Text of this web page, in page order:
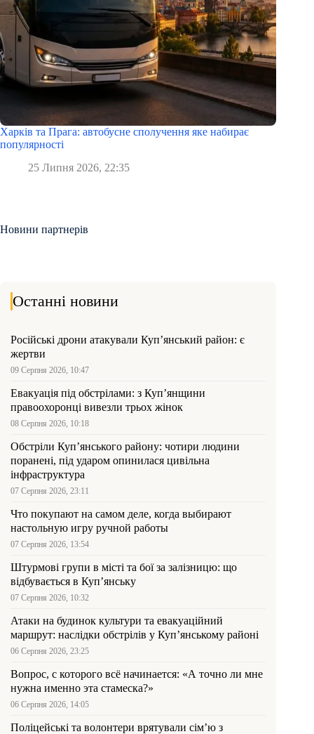
Харків та Прага: автобусне сполучення яке набирає
популярності
25 Липня 2026, 22:35
Новини партнерів
Останні новини
Російські дрони атакували Куп’янський район: є
жертви
09 Серпня 2026, 10:47
Евакуація під обстрілами: з Куп’янщини
правоохоронці вивезли трьох жінок
08 Серпня 2026, 10:18
Обстріли Куп’янського району: чотири людини
поранені, під ударом опинилася цивільна
інфраструктура
07 Серпня 2026, 23:11
Что покупают на самом деле, когда выбирают
настольную игру ручной работы
07 Серпня 2026, 13:54
Штурмові групи в місті та бої за залізницю: що
відбувається в Куп’янську
07 Серпня 2026, 10:32
Атаки на будинок культури та евакуаційний
маршрут: наслідки обстрілів у Куп’янському районі
06 Серпня 2026, 23:25
Вопрос, с которого всё начинается: «А точно ли мне
нужна именно эта стамеска?»
06 Серпня 2026, 14:05
Поліцейські та волонтери врятували сім’ю з